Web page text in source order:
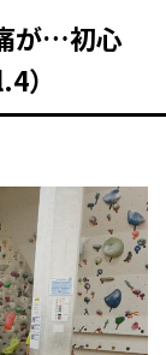
が…初心
）